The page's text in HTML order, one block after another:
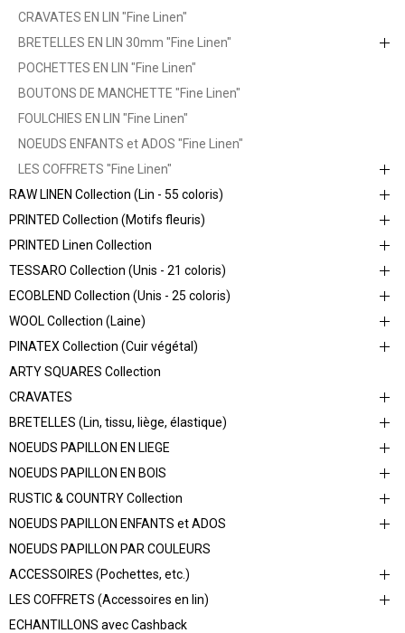
CRAVATES EN LIN "Fine Linen"
BRETELLES EN LIN 30mm "Fine Linen"
POCHETTES EN LIN "Fine Linen"
BOUTONS DE MANCHETTE "Fine Linen"
FOULCHIES EN LIN "Fine Linen"
NOEUDS ENFANTS et ADOS "Fine Linen"
LES COFFRETS "Fine Linen"
RAW LINEN Collection (Lin - 55 coloris)
PRINTED Collection (Motifs fleuris)
PRINTED Linen Collection
TESSARO Collection (Unis - 21 coloris)
ECOBLEND Collection (Unis - 25 coloris)
WOOL Collection (Laine)
PINATEX Collection (Cuir végétal)
ARTY SQUARES Collection
CRAVATES
BRETELLES (Lin, tissu, liège, élastique)
NOEUDS PAPILLON EN LIEGE
NOEUDS PAPILLON EN BOIS
RUSTIC & COUNTRY Collection
NOEUDS PAPILLON ENFANTS et ADOS
NOEUDS PAPILLON PAR COULEURS
ACCESSOIRES (Pochettes, etc.)
LES COFFRETS (Accessoires en lin)
ECHANTILLONS avec Cashback